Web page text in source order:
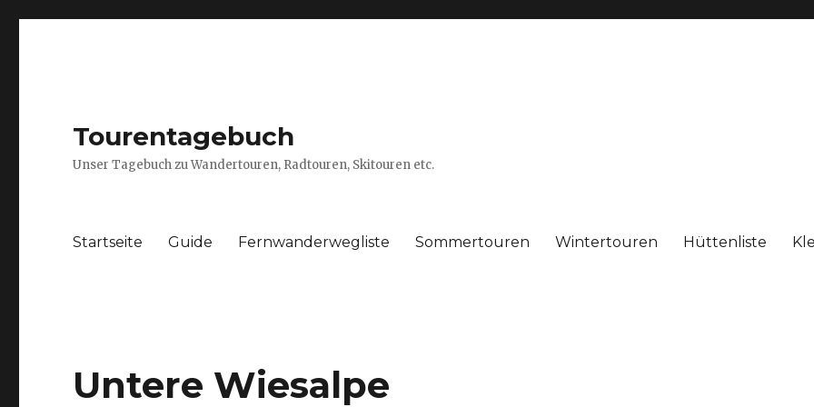
Tourentagebuch
Unser Tagebuch zu Wandertouren, Radtouren, Skitouren etc.
Startseite Guide Fernwanderwegliste Sommertouren Wintertouren Hüttenliste
Untere Wiesalpe